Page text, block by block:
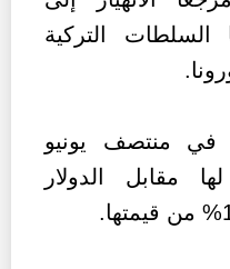
السلطات التركية
في منتصف يونيو
مقابل الدولار